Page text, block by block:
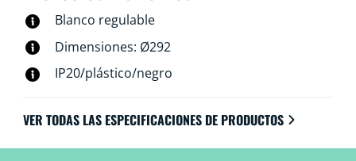
Blanco regulable
Dimensiones: Ø292
IP20/plástico/negro
VER TODAS LAS ESPECIFICACIONES DE PRODUCTOS